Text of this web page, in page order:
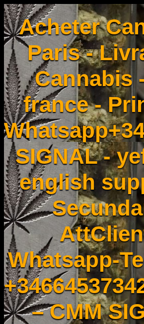
Acheter
Paris -
Cannabis
france -
SIGNAL -
english
Whatsapp-
– CMM